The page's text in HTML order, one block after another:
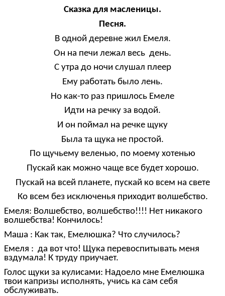
Сказка для масленицы.
Песня.
В одной деревне жил Емеля.
Он на печи лежал весь день.
С утра до ночи слушал плеер
Ему работать было лень.
Но как-то раз пришлось Емеле
Идти на речку за водой.
И он поймал на речке щуку
Была та щука не простой.
По щучьему веленью, по моему хотенью
Пускай как можно чаще все будет хорошо.
Пускай на всей планете, пускай ко всем на свете
Ко всем без исключенья приходит волшебство.
Емеля: Волшебство, волшебство!!!! Нет никакого
волшебства! Кончилось!
Маша : Как так, Емелюшка? Что случилось?
Емеля : да вот что! Щука перевоспитывать меня
вздумала! К труду приучает.
Голос щуки за кулисами: Надоело мне Емелюшка
твои капризы исполнять, учись ка сам себя
обслуживать.